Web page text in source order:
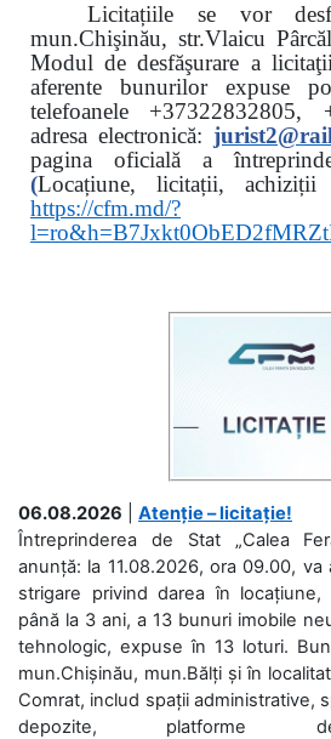
Licitațiile se vor
mun.Chişinău, str.Vlaicu
Modul de desfăşurare a
aferente bunurilor expuse
telefoanele +37322832805,
adresa electronică:
pagina oficială a
(Locațiune, licitații,
https://cfm.md/?
06.08.2026
Atenție – licitație!
Întreprinderea de Stat „Calea
anunță: la 11.08.2026, ora 09.00, va
strigare privind darea în
până la 3 ani, a 13 bunuri imobile
tehnologic, expuse în 13 loturi.
mun.Chișinău, mun.Bălți și în
Comrat, includ spații administrative,
depozite, platforme